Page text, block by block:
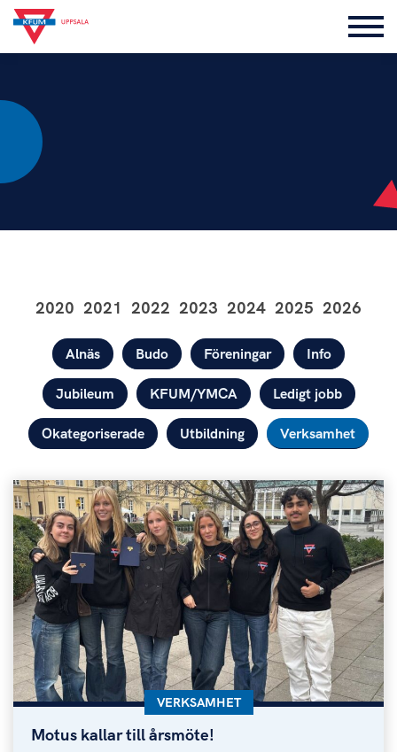
2026
2025
2024
2023
2022
2021
2020
Kategorier
Alnäs Budo Föreningar Info
Jubileum KFUM/YMCA Ledigt jobb
Okategoriserade Utbildning Verksamhet
Motus kallar till årsmöte!
Motus kallar till årsmöte!
KATEGORI:
VERKSAMHET